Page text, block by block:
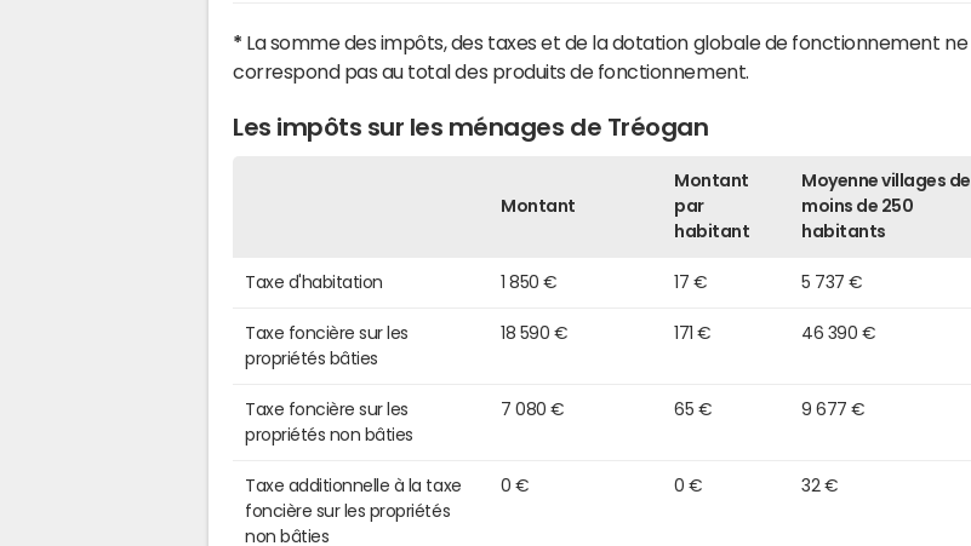
* La somme des impôts, des taxes et de la dotation globale de fonctionnement ne
correspond pas au total des produits de fonctionnement.
Les impôts sur les ménages de Tréogan
Montant
Montant
par
habitant
Moyenne villages de
moins de 250
habitants
Taxe d'habitation 1 850 € 17 € 5 737 €
Taxe foncière sur les
propriétés bâties
18 590 € 171 € 46 390 €
Taxe foncière sur les
propriétés non bâties
7 080 € 65 € 9 677 €
Taxe additionnelle à la taxe
foncière sur les propriétés
non bâties
0 € 0 € 32 €